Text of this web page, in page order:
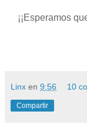
¡¡Esperamos
Linx en 9:56 10
Compartir